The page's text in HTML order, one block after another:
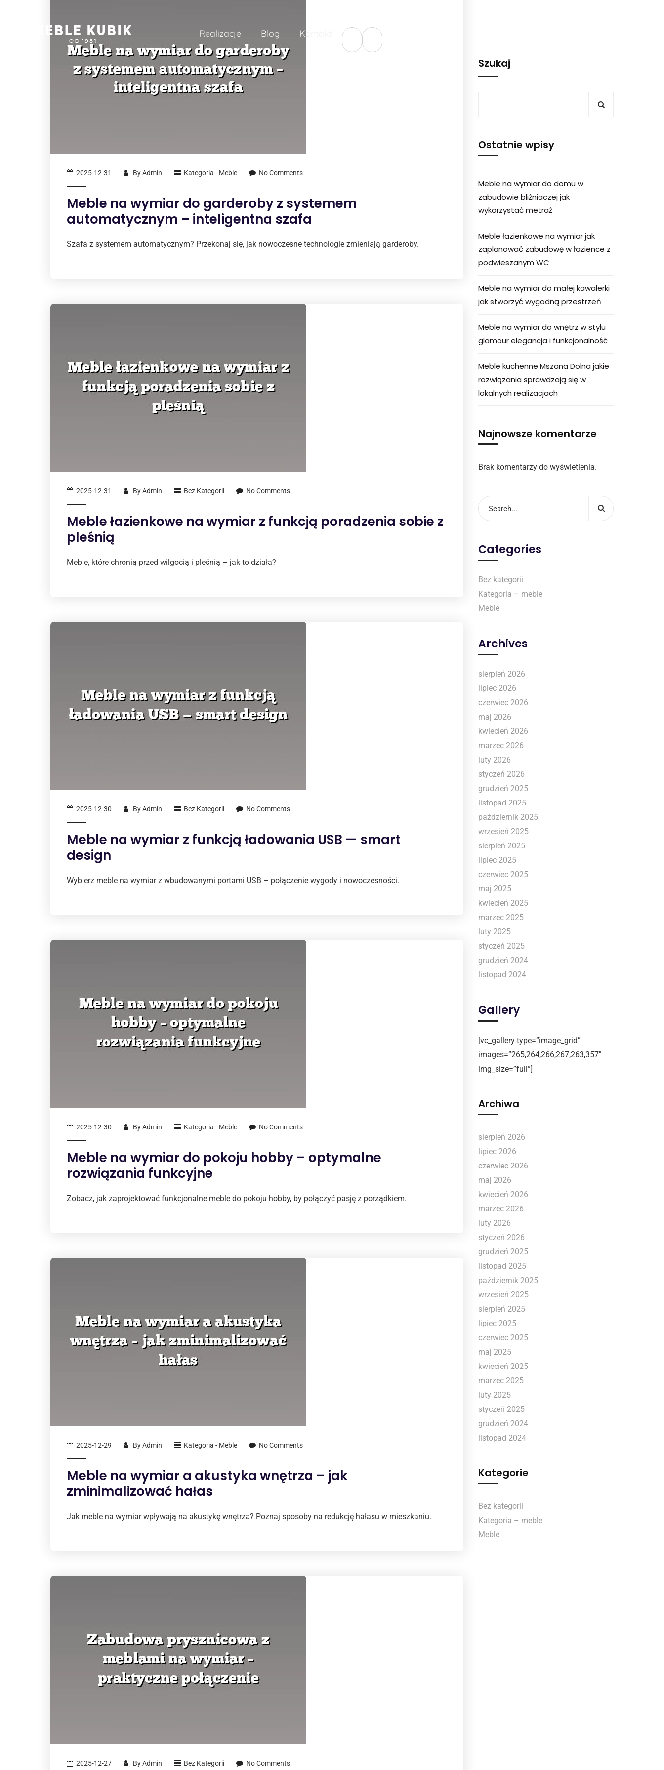
Realizacje Blog Kontakt
2025-12-31 ByAdmin Kategoria - Meble No Comments
Meble na wymiar do garderoby z systemem
automatycznym – inteligentna szafa
Szafa z systemem automatycznym? Przekonaj się, jak nowoczesne technologie zmieniają garderoby.
2025-12-31 ByAdmin Bez Kategorii No Comments
Meble łazienkowe na wymiar z funkcją poradzenia sobie z
pleśnią
Meble, które chronią przed wilgocią i pleśnią – jak to działa?
2025-12-30 ByAdmin Bez Kategorii No Comments
Meble na wymiar z funkcją ładowania USB — smart
design
Wybierz meble na wymiar z wbudowanymi portami USB – połączenie wygody i nowoczesności.
2025-12-30 ByAdmin Kategoria - Meble No Comments
Meble na wymiar do pokoju hobby – optymalne
rozwiązania funkcyjne
Zobacz, jak zaprojektować funkcjonalne meble do pokoju hobby, by połączyć pasję z porządkiem.
2025-12-29 ByAdmin Kategoria - Meble No Comments
Meble na wymiar a akustyka wnętrza – jak
zminimalizować hałas
Jak meble na wymiar wpływają na akustykę wnętrza? Poznaj sposoby na redukcję hałasu w mieszkaniu.
2025-12-27 ByAdmin Bez Kategorii No Comments
Szukaj
Ostatnie wpisy
Meble na wymiar do domu w
zabudowie bliźniaczej jak
wykorzystać metraż
Meble łazienkowe na wymiar jak
zaplanować zabudowę w łazience z
podwieszanym WC
Meble na wymiar do małej kawalerki
jak stworzyć wygodną przestrzeń
Meble na wymiar do wnętrz w stylu
glamour elegancja i funkcjonalność
Meble kuchenne Mszana Dolna jakie
rozwiązania sprawdzają się w
lokalnych realizacjach
Najnowsze komentarze
Brak komentarzy do wyświetlenia.
Categories
Bez kategorii
Kategoria – meble
Meble
Archives
sierpień 2026
lipiec 2026
czerwiec 2026
maj 2026
kwiecień 2026
marzec 2026
luty 2026
styczeń 2026
grudzień 2025
listopad 2025
październik 2025
wrzesień 2025
sierpień 2025
lipiec 2025
czerwiec 2025
maj 2025
kwiecień 2025
marzec 2025
luty 2025
styczeń 2025
grudzień 2024
listopad 2024
Gallery
[vc_gallery type=”image_grid”
images=”265,264,266,267,263,357″
img_size=”full”]
Archiwa
sierpień 2026
lipiec 2026
czerwiec 2026
maj 2026
kwiecień 2026
marzec 2026
luty 2026
styczeń 2026
grudzień 2025
listopad 2025
październik 2025
wrzesień 2025
sierpień 2025
lipiec 2025
czerwiec 2025
maj 2025
kwiecień 2025
marzec 2025
luty 2025
styczeń 2025
grudzień 2024
listopad 2024
Kategorie
Bez kategorii
Kategoria – meble
Meble